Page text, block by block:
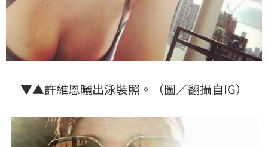
▼▲許維恩曬出泳裝照。（圖／翻攝自IG）